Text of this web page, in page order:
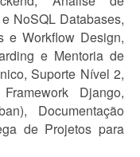
NoSQL Databases,
e Workflow Design,
e Mentoria de
Suporte Nível 2,
Django,
Documentação
de Projetos para